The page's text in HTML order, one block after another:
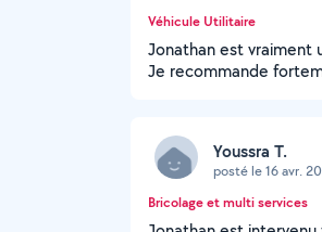
Véhicule Utilitaire
Jonathan est vraiment
Je recommande
Youssra T.
posté le 16 avr.
Bricolage et multi services